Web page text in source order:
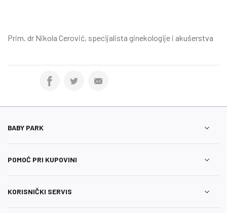
Prim. dr Nikola Cerović, specijalista ginekologije i akušerstva
BABY PARK
POMOĆ PRI KUPOVINI
KORISNIČKI SERVIS